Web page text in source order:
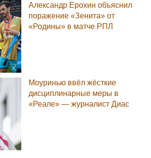
Александр Ерохин объяснил
поражение «Зенита» от
«Родины» в матче РПЛ
Моуринью ввёл жёсткие
дисциплинарные меры в
«Реале» — журналист Диас